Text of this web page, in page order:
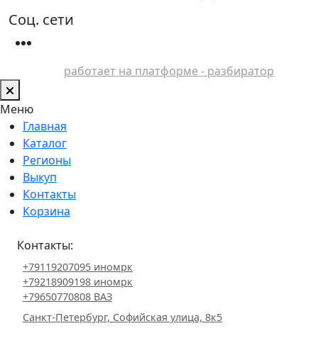
Соц. сети
работает на платформе - разбиратор
Меню
Главная
Каталог
Регионы
Выкуп
Контакты
Корзина
Контакты:
+79119207095 иномрк
+79218909198 иномрк
+79650770808 ВАЗ
Санкт-Петербург, Софийская улица, 8к5